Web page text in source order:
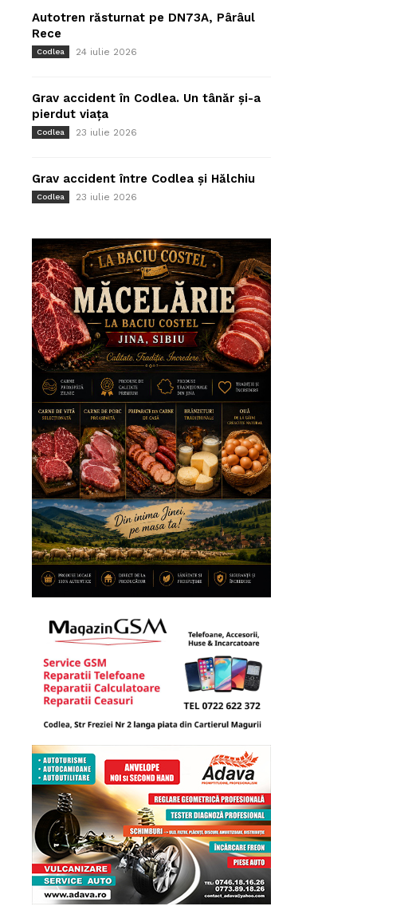
Autotren răsturnat pe DN73A, Pârâul
Rece
Codlea 24 iulie 2026
Grav accident în Codlea. Un tânăr și-a
pierdut viața
Codlea 23 iulie 2026
Grav accident între Codlea și Hălchiu
Codlea 23 iulie 2026